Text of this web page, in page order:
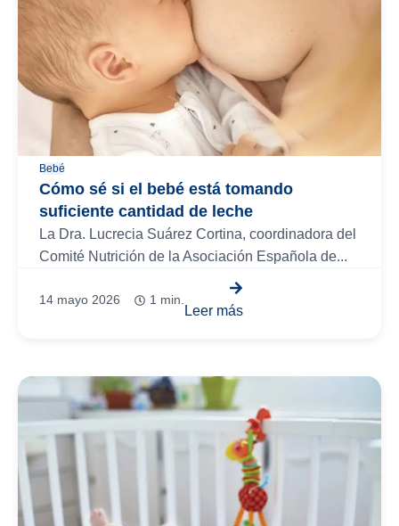
Bebé
Cómo sé si el bebé está tomando
suficiente cantidad de leche
La Dra. Lucrecia Suárez Cortina, coordinadora del
Comité Nutrición de la Asociación Española de...
14 mayo 2026 1 min.
Leer más